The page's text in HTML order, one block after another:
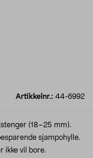
Artikkelnr.: 44-6992
(18–25 mm).
sjampohylle.
ikke vil bore.